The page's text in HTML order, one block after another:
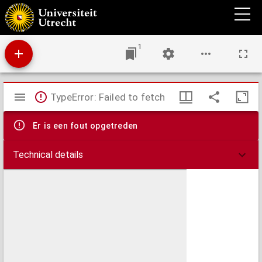
De personali vnione duarum naturarum in Christo, et ascensu Christi in coelum, ac
sessione eius ad dextram Dei Patris. : qua vera corporis et sanguinis Christi praesentia
in Cœna explicata est, & confirmata.
1
Mirador
viewer
TypeError: Failed to fetch
Er is een fout opgetreden
Technical details